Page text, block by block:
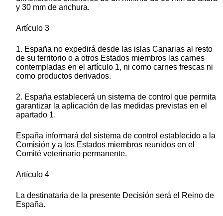
y 30 mm de anchura.
Artículo 3
1. España no expedirá desde las islas Canarias al resto
de su territorio o a otros Estados miembros las carnes
contempladas en el artículo 1, ni como carnes frescas ni
como productos derivados.
2. España establecerá un sistema de control que permita
garantizar la aplicación de las medidas previstas en el
apartado 1.
España informará del sistema de control establecido a la
Comisión y a los Estados miembros reunidos en el
Comité veterinario permanente.
Artículo 4
La destinataria de la presente Decisión será el Reino de
España.